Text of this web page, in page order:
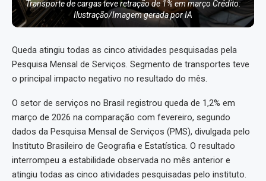
Transporte de cargas teve retração de 1% em março Crédito:
Ilustração/Imagem gerada por IA
Queda atingiu todas as cinco atividades pesquisadas pela
Pesquisa Mensal de Serviços. Segmento de transportes teve
o principal impacto negativo no resultado do mês.
O setor de serviços no Brasil registrou queda de 1,2% em
março de 2026 na comparação com fevereiro, segundo
dados da Pesquisa Mensal de Serviços (PMS), divulgada pelo
Instituto Brasileiro de Geografia e Estatística. O resultado
interrompeu a estabilidade observada no mês anterior e
atingiu todas as cinco atividades pesquisadas pelo instituto.